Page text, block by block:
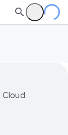
Cloud